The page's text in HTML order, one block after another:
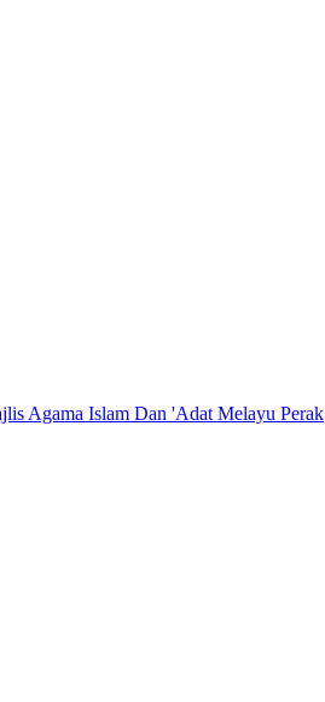
Agama Islam Dan 'Adat Melayu Perak